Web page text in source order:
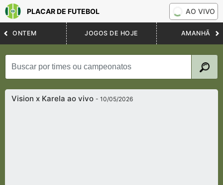
PLACAR DE FUTEBOL AO VIVO
ONTEM JOGOS DE HOJE AMANHÃ
Vision x Karela ao vivo- 10/05/2026